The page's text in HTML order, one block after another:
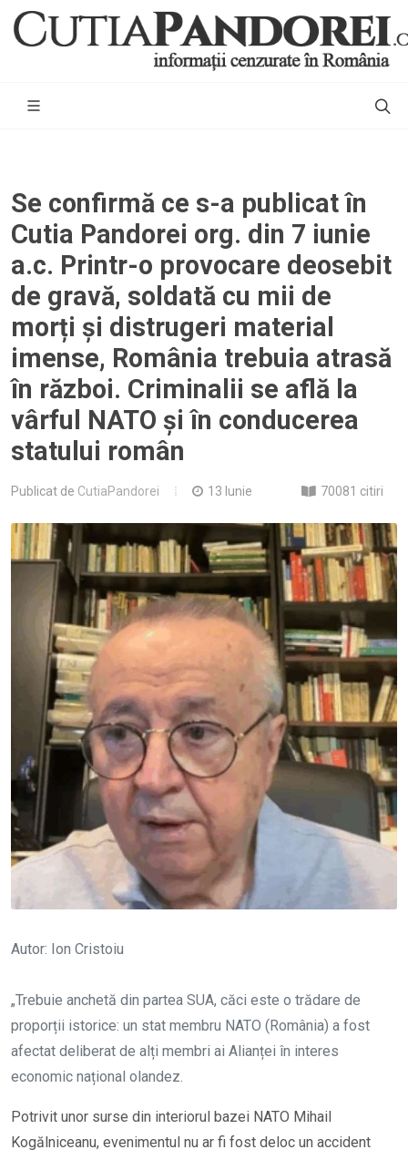
Se confirmă ce s-a publicat în
Cutia Pandorei org. din 7 iunie
a.c. Printr-o provocare deosebit
de gravă, soldată cu mii de
morți și distrugeri material
imense, România trebuia atrasă
în război. Criminalii se află la
vârful NATO și în conducerea
statului român
Publicat de CutiaPandorei 13 Iunie 70081 citiri
Autor: Ion Cristoiu
„Trebuie anchetă din partea SUA, căci este o trădare de
proporții istorice: un stat membru NATO (România) a fost
afectat deliberat de alți membri ai Alianței în interes
economic național olandez.
Potrivit unor surse din interiorul bazei NATO Mihail
Kogălniceanu, evenimentul nu ar fi fost deloc un accident